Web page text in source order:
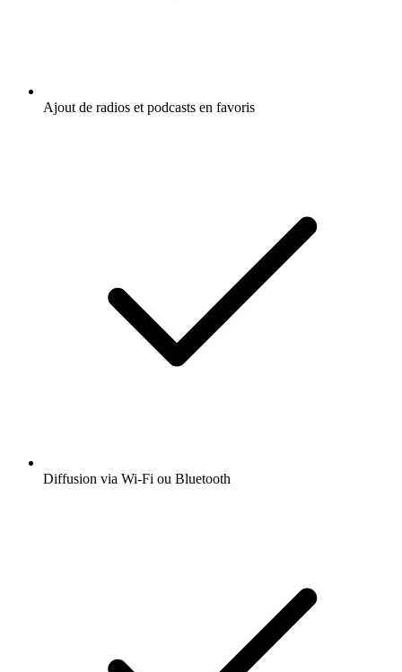
Ajout de radios et podcasts en favoris
Diffusion via Wi-Fi ou Bluetooth